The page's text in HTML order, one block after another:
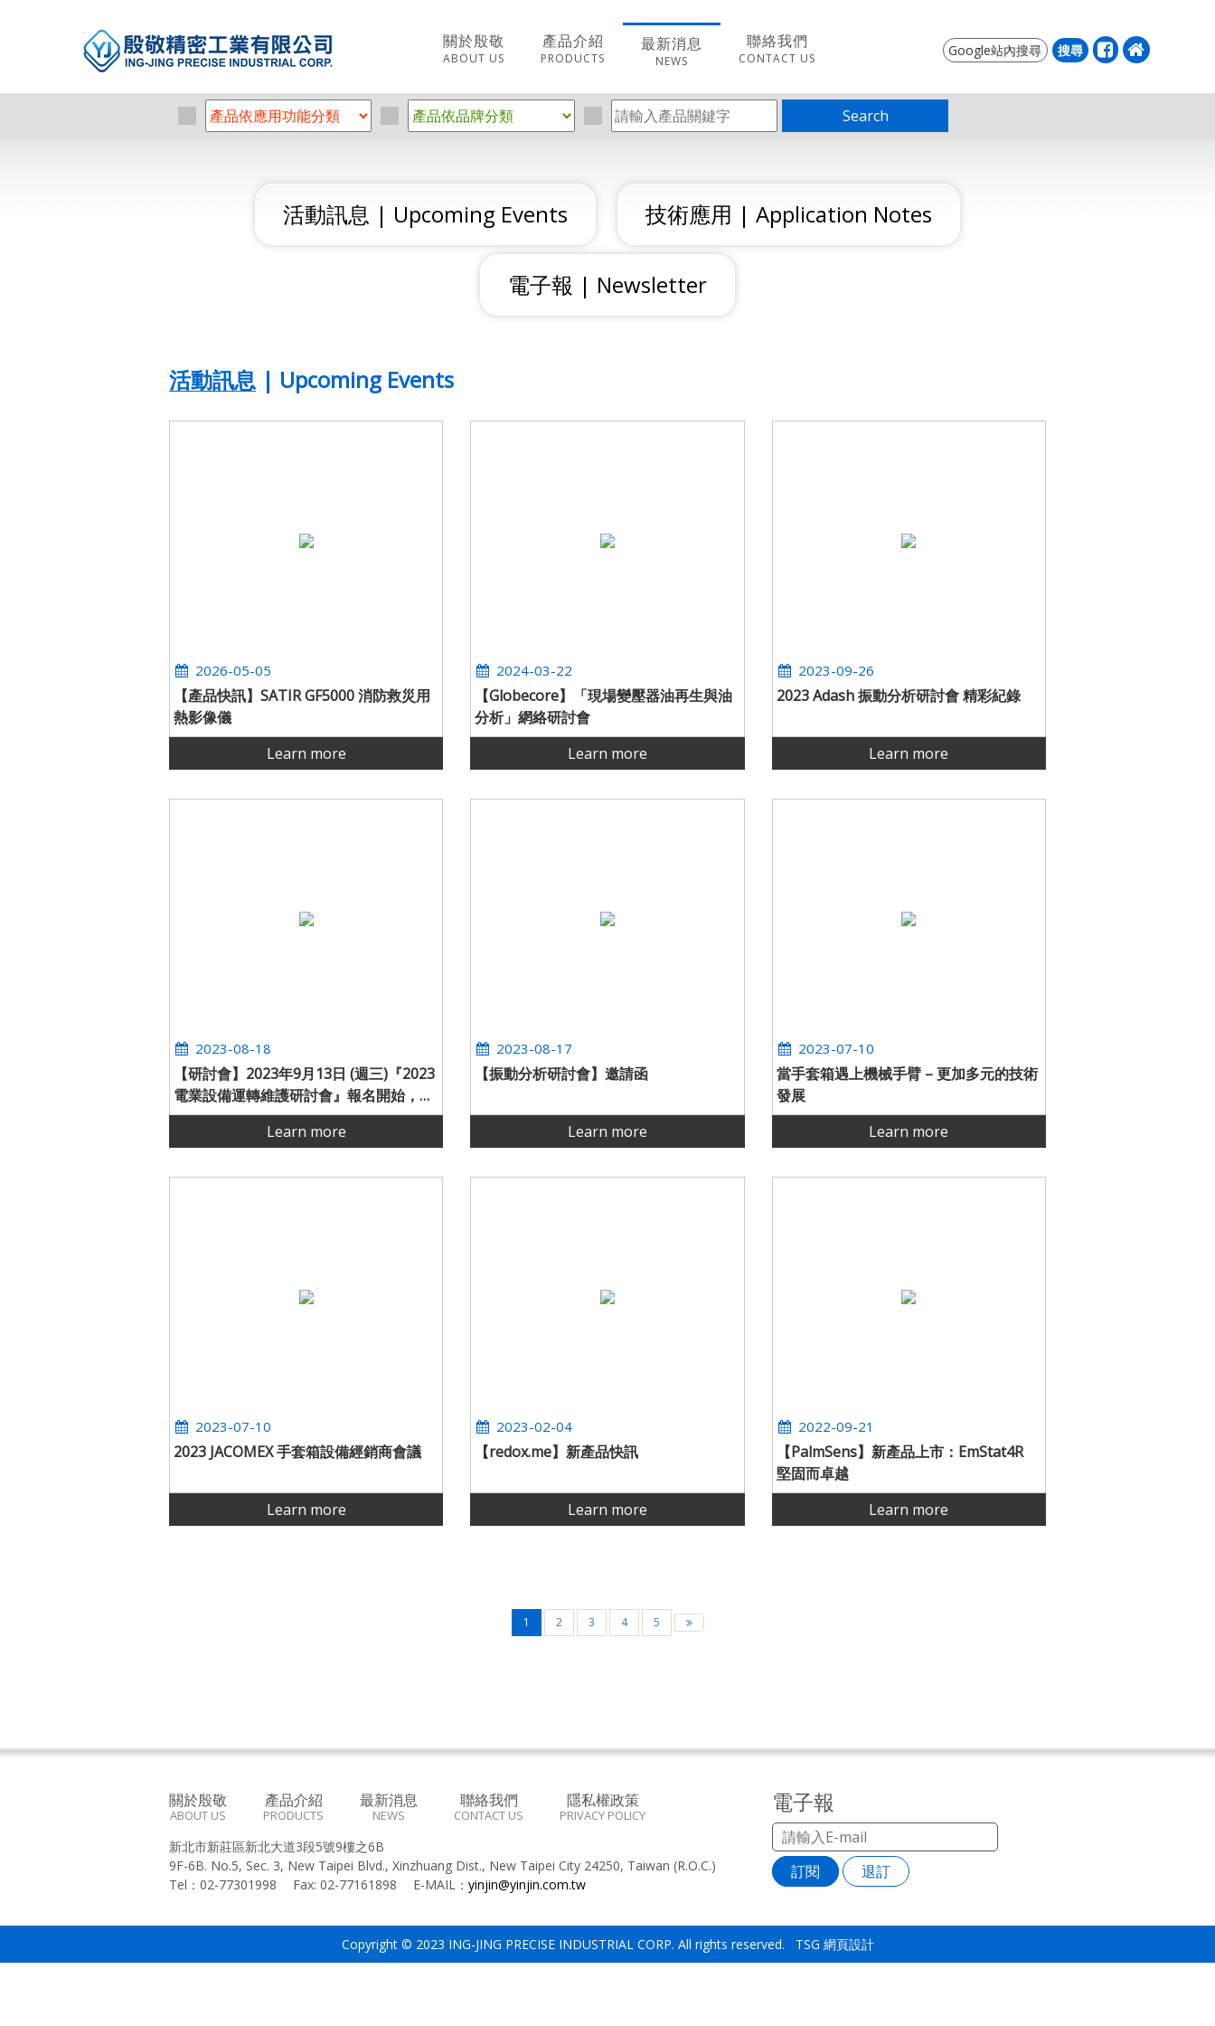
關於殷敬
ABOUT US
產品介紹
PRODUCTS
最新消息
NEWS
聯絡我們
CONTACT US
Search
活動訊息 | Upcoming Events 技術應用 | Application Notes
電子報 | Newsletter
活動訊息 | Upcoming Events
2026-05-05
【產品快訊】SATIR GF5000 消防救災用
熱影像儀
Learn more
2024-03-22
【Globecore】「現場變壓器油再生與油
分析」網絡研討會
Learn more
2023-09-26
2023 Adash 振動分析研討會 精彩紀錄
Learn more
2023-08-18
【研討會】2023年9月13日 (週三)『2023
電業設備運轉維護研討會』報名開始，熱
烈期待各領域先進前輩共襄盛舉 。
Learn more
2023-08-17
【振動分析研討會】邀請函
Learn more
2023-07-10
當手套箱遇上機械手臂 – 更加多元的技術
發展
Learn more
2023-07-10
2023 JACOMEX 手套箱設備經銷商會議
Learn more
2023-02-04
【redox.me】新產品快訊
Learn more
2022-09-21
【PalmSens】新產品上市：EmStat4R
堅固而卓越
Learn more
1 2 3 4 5
關於殷敬
ABOUT US
產品介紹
PRODUCTS
最新消息
NEWS
聯絡我們
CONTACT US
隱私權政策
PRIVACY POLICY
新北市新莊區新北大道3段5號9樓之6B
9F-6B. No.5, Sec. 3, New Taipei Blvd., Xinzhuang Dist., New Taipei City 24250, Taiwan (R.O.C.)
Tel： 02-77301998 Fax: 02-77161898 E-MAIL： yinjin@yinjin.com.tw
電子報
訂閱 退訂
Copyright © 2023 ING-JING PRECISE INDUSTRIAL CORP. All rights reserved. TSG 網頁設計